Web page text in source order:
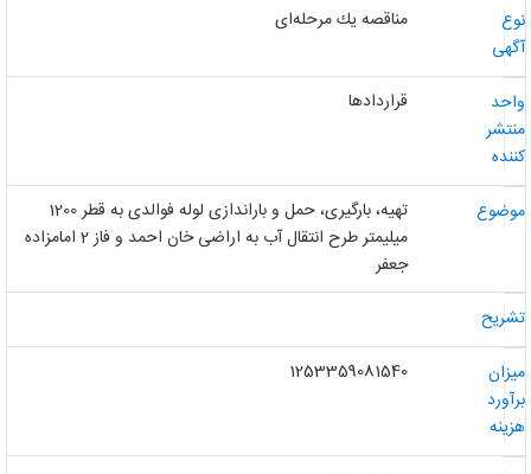
مناقصه یك مرحله‌ای
قراردادها
تهیه، بارگیری، حمل و باراندازی لوله فوالدی به قطر 1200
میلیمتر طرح انتقال آب به اراضی خان احمد و فاز 2 امامزاده
جعفر
1253359081540